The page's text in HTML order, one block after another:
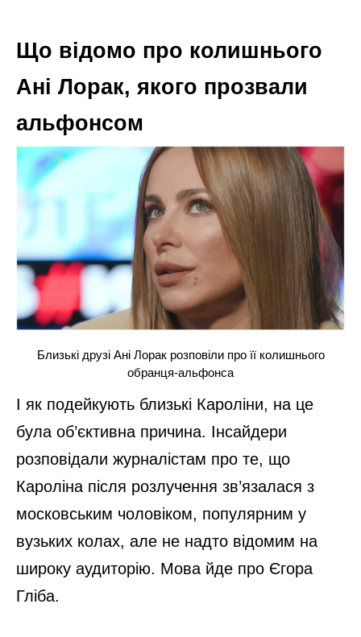
Що відомо про колишнього
Ані Лорак, якого прозвали
альфонсом
Близькі друзі Ані Лорак розповіли про її колишнього
обранця-альфонса
І як подейкують близькі Кароліни, на це
була об’єктивна причина. Інсайдери
розповідали журналістам про те, що
Кароліна після розлучення зв’язалася з
московським чоловіком, популярним у
вузьких колах, але не надто відомим на
широку аудиторію. Мова йде про Єгора
Гліба.